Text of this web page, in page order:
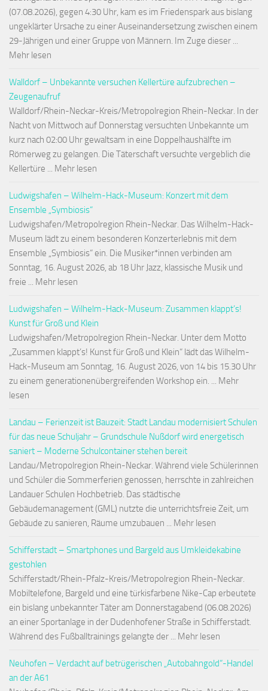
(07.08.2026), gegen 4:30 Uhr, kam es im Friedenspark aus bislang
ungeklärter Ursache zu einer Auseinandersetzung zwischen einem
29-Jährigen und einer Gruppe von Männern. Im Zuge dieser ...
Mehr lesen
Walldorf – Unbekannte versuchen Kellertüre aufzubrechen –
Zeugenaufruf
Walldorf/Rhein-Neckar-Kreis/Metropolregion Rhein-Neckar. In der
Nacht von Mittwoch auf Donnerstag versuchten Unbekannte um
kurz nach 02:00 Uhr gewaltsam in eine Doppelhaushälfte im
Römerweg zu gelangen. Die Täterschaft versuchte vergeblich die
Kellertüre ... Mehr lesen
Ludwigshafen – Wilhelm-Hack-Museum: Konzert mit dem
Ensemble „Symbiosis“
Ludwigshafen/Metropolregion Rhein-Neckar. Das Wilhelm-Hack-
Museum lädt zu einem besonderen Konzerterlebnis mit dem
Ensemble „Symbiosis“ ein. Die Musiker*innen verbinden am
Sonntag, 16. August 2026, ab 18 Uhr Jazz, klassische Musik und
freie ... Mehr lesen
Ludwigshafen – Wilhelm-Hack-Museum: Zusammen klappt’s!
Kunst für Groß und Klein
Ludwigshafen/Metropolregion Rhein-Neckar. Unter dem Motto
„Zusammen klappt’s! Kunst für Groß und Klein“ lädt das Wilhelm-
Hack-Museum am Sonntag, 16. August 2026, von 14 bis 15.30 Uhr
zu einem generationenübergreifenden Workshop ein. ... Mehr
lesen
Landau – Ferienzeit ist Bauzeit: Stadt Landau modernisiert Schulen
für das neue Schuljahr – Grundschule Nußdorf wird energetisch
saniert – Moderne Schulcontainer stehen bereit
Landau/Metropolregion Rhein-Neckar. Während viele Schülerinnen
und Schüler die Sommerferien genossen, herrschte in zahlreichen
Landauer Schulen Hochbetrieb. Das städtische
Gebäudemanagement (GML) nutzte die unterrichtsfreie Zeit, um
Gebäude zu sanieren, Räume umzubauen ... Mehr lesen
Schifferstadt – Smartphones und Bargeld aus Umkleidekabine
gestohlen
Schifferstadt/Rhein-Pfalz-Kreis/Metropolregion Rhein-Neckar.
Mobiltelefone, Bargeld und eine türkisfarbene Nike-Cap erbeutete
ein bislang unbekannter Täter am Donnerstagabend (06.08.2026)
an einer Sportanlage in der Dudenhofener Straße in Schifferstadt.
Während des Fußballtrainings gelangte der ... Mehr lesen
Neuhofen – Verdacht auf betrügerischen „Autobahngold“-Handel
an der A61